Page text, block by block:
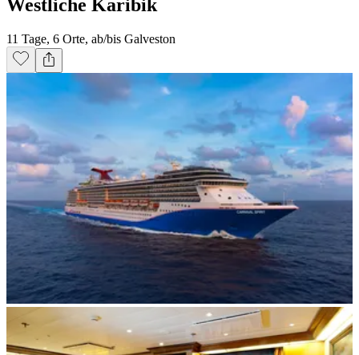
Westliche Karibik
11 Tage, 6 Orte, ab/bis Galveston